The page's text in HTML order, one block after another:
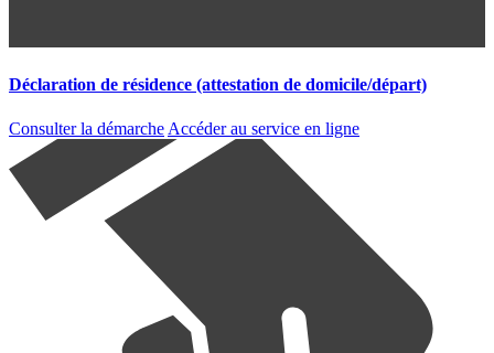
Déclaration de résidence (attestation de domicile/départ)
Consulter la démarche Accéder au service en ligne